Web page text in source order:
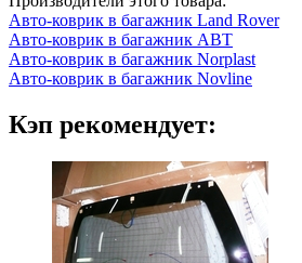
Авто-коврик в багажник Land Rover
Авто-коврик в багажник ABT
Авто-коврик в багажник Norplast
Авто-коврик в багажник Novline
Кэп рекомендует: